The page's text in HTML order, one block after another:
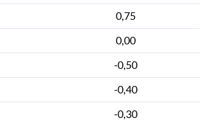
0,75
0,00
-0,50
-0,40
-0,30